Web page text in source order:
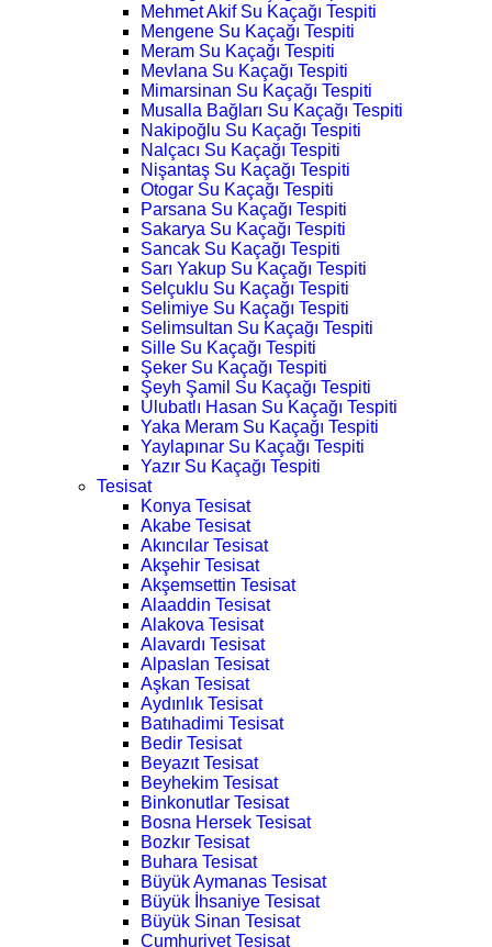
Mehmet Akif Su Kaçağı Tespiti
Mengene Su Kaçağı Tespiti
Meram Su Kaçağı Tespiti
Mevlana Su Kaçağı Tespiti
Mimarsinan Su Kaçağı Tespiti
Musalla Bağları Su Kaçağı Tespiti
Nakipoğlu Su Kaçağı Tespiti
Nalçacı Su Kaçağı Tespiti
Nişantaş Su Kaçağı Tespiti
Otogar Su Kaçağı Tespiti
Parsana Su Kaçağı Tespiti
Sakarya Su Kaçağı Tespiti
Sancak Su Kaçağı Tespiti
Sarı Yakup Su Kaçağı Tespiti
Selçuklu Su Kaçağı Tespiti
Selimiye Su Kaçağı Tespiti
Selimsultan Su Kaçağı Tespiti
Sille Su Kaçağı Tespiti
Şeker Su Kaçağı Tespiti
Şeyh Şamil Su Kaçağı Tespiti
Ulubatlı Hasan Su Kaçağı Tespiti
Yaka Meram Su Kaçağı Tespiti
Yaylapınar Su Kaçağı Tespiti
Yazır Su Kaçağı Tespiti
Tesisat
Konya Tesisat
Akabe Tesisat
Akıncılar Tesisat
Akşehir Tesisat
Akşemsettin Tesisat
Alaaddin Tesisat
Alakova Tesisat
Alavardı Tesisat
Alpaslan Tesisat
Aşkan Tesisat
Aydınlık Tesisat
Batıhadimi Tesisat
Bedir Tesisat
Beyazıt Tesisat
Beyhekim Tesisat
Binkonutlar Tesisat
Bosna Hersek Tesisat
Bozkır Tesisat
Buhara Tesisat
Büyük Aymanas Tesisat
Büyük İhsaniye Tesisat
Büyük Sinan Tesisat
Cumhuriyet Tesisat